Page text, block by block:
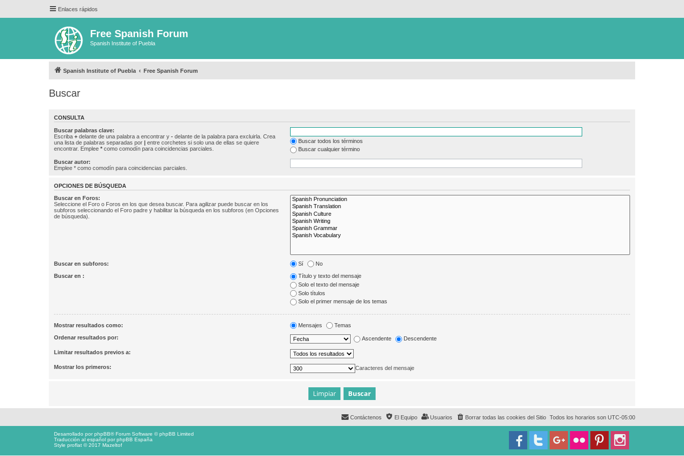
Enlaces rápidos
Free Spanish Forum
Spanish Institute of Puebla
Spanish Institute of Puebla Free Spanish Forum
Buscar
CONSULTA
Buscar palabras clave:
Escriba + delante de una palabra a encontrar y - delante de la palabra para excluirla. Crea
una lista de palabras separadas por | entre corchetes si solo una de ellas se quiere
encontrar. Emplee * como comodín para coincidencias parciales.
Buscar todos los términos
Buscar cualquier término
Buscar autor:
Emplee * como comodín para coincidencias parciales.
OPCIONES DE BÚSQUEDA
Buscar en Foros:
Seleccione el Foro o Foros en los que desea buscar. Para agilizar puede buscar en los
subforos seleccionando el Foro padre y habilitar la búsqueda en los subforos (en Opciones
de búsqueda).
Buscar en subforos: Sí No
Buscar en :
Título y texto del mensaje
Solo el texto del mensaje
Solo títulos
Solo el primer mensaje de los temas
Mostrar resultados como: Mensajes Temas
Ordenar resultados por: Ascendente Descendente
Limitar resultados previos a:
Mostrar los primeros: Caracteres del mensaje
Todos los horarios son UTC-05:00
Borrar todas las cookies del Sitio
Usuarios
El Equipo
Contáctenos
Desarrollado porphpBB® Forum Software © phpBB Limited
Traducción al español porphpBB España
Style proflat © 2017 Mazeltof